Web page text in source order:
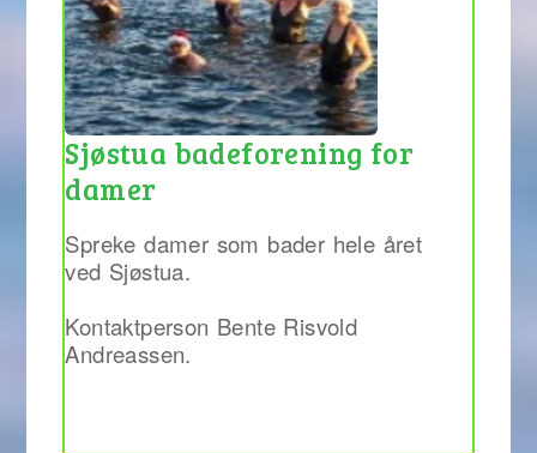
Sjøstua badeforening for
damer
Spreke damer som bader hele året
ved Sjøstua.
Kontaktperson Bente Risvold
Andreassen.